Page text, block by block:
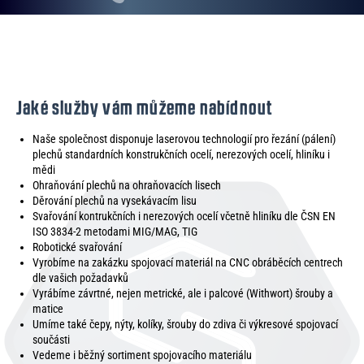
Jaké služby vám můžeme nabídnout
Naše společnost disponuje laserovou technologií pro řezání (pálení)
plechů standardních konstrukčních ocelí, nerezových ocelí, hliníku i
mědi
Ohraňování plechů na ohraňovacích lisech
Děrování plechů na vysekávacím lisu
Svařování kontrukčních i nerezových ocelí včetně hliníku dle ČSN EN
ISO 3834-2 metodami MIG/MAG, TIG
Robotické svařování
Vyrobíme na zakázku spojovací materiál na CNC obráběcích centrech
dle vašich požadavků
Vyrábíme závrtné, nejen metrické, ale i palcové (Withwort) šrouby a
matice
Umíme také čepy, nýty, kolíky, šrouby do zdiva či výkresové spojovací
součásti
Vedeme i běžný sortiment spojovacího materiálu